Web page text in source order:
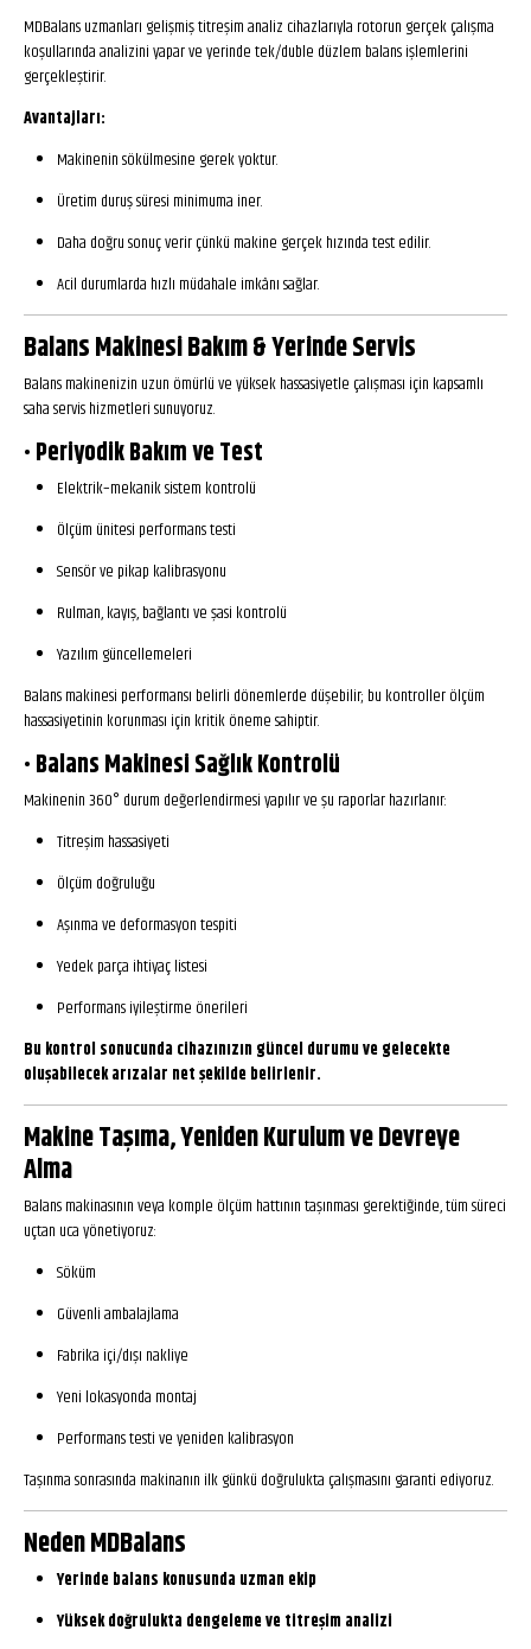
MDBalans uzmanları gelişmiş titreşim analiz cihazlarıyla rotorun gerçek çalışma
koşullarında analizini yapar ve yerinde tek/duble düzlem balans işlemlerini
gerçekleştirir.
Avantajları:
Makinenin sökülmesine gerek yoktur.
Üretim duruş süresi minimuma iner.
Daha doğru sonuç verir çünkü makine gerçek hızında test edilir.
Acil durumlarda hızlı müdahale imkânı sağlar.
Balans Makinesi Bakım & Yerinde Servis
Balans makinenizin uzun ömürlü ve yüksek hassasiyetle çalışması için kapsamlı
saha servis hizmetleri sunuyoruz.
• Periyodik Bakım ve Test
Elektrik–mekanik sistem kontrolü
Ölçüm ünitesi performans testi
Sensör ve pikap kalibrasyonu
Rulman, kayış, bağlantı ve şasi kontrolü
Yazılım güncellemeleri
Balans makinesi performansı belirli dönemlerde düşebilir; bu kontroller ölçüm
hassasiyetinin korunması için kritik öneme sahiptir.
• Balans Makinesi Sağlık Kontrolü
Makinenin 360° durum değerlendirmesi yapılır ve şu raporlar hazırlanır:
Titreşim hassasiyeti
Ölçüm doğruluğu
Aşınma ve deformasyon tespiti
Yedek parça ihtiyaç listesi
Performans iyileştirme önerileri
Bu kontrol sonucunda cihazınızın güncel durumu ve gelecekte
oluşabilecek arızalar net şekilde belirlenir.
Makine Taşıma, Yeniden Kurulum ve Devreye
Alma
Balans makinasının veya komple ölçüm hattının taşınması gerektiğinde, tüm süreci
uçtan uca yönetiyoruz:
Söküm
Güvenli ambalajlama
Fabrika içi/dışı nakliye
Yeni lokasyonda montaj
Performans testi ve yeniden kalibrasyon
Taşınma sonrasında makinanın ilk günkü doğrulukta çalışmasını garanti ediyoruz.
Neden MDBalans
Yerinde balans konusunda uzman ekip
Yüksek doğrulukta dengeleme ve titreşim analizi